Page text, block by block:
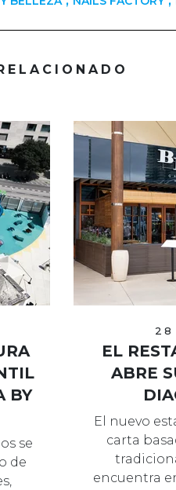
BY
se
de
28
EL
ABRE
El nuevo
carta
encuentra